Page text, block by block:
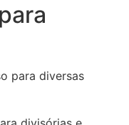
para diversas